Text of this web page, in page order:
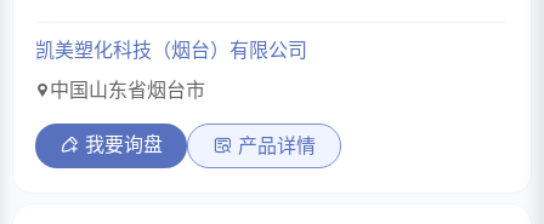
凯美塑化科技（烟台）有限公司
中国山东省烟台市
我要询盘 产品详情